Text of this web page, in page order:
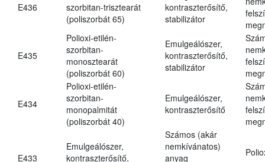
E436
szorbitan-trisztearát
(poliszorbát 65)
kontraszterősítő,
stabilizátor
E435
Polioxi-etilén-
szorbitan-
monosztearát
(poliszorbát 60)
Emulgeálószer,
kontraszterősítő,
stabilizátor
E434
Polioxi-etilén-
szorbitan-
monopalmitát
(poliszorbát 40)
Emulgeálószer,
kontraszterősítő
E433
Emulgeálószer,
kontraszterősítő,
Számos (akár
nemkívánatos)
anyag